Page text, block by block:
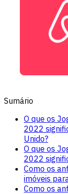
Sumário
O que os
2022
Unido?
O que os
2022
Como os
imóveis
Como os